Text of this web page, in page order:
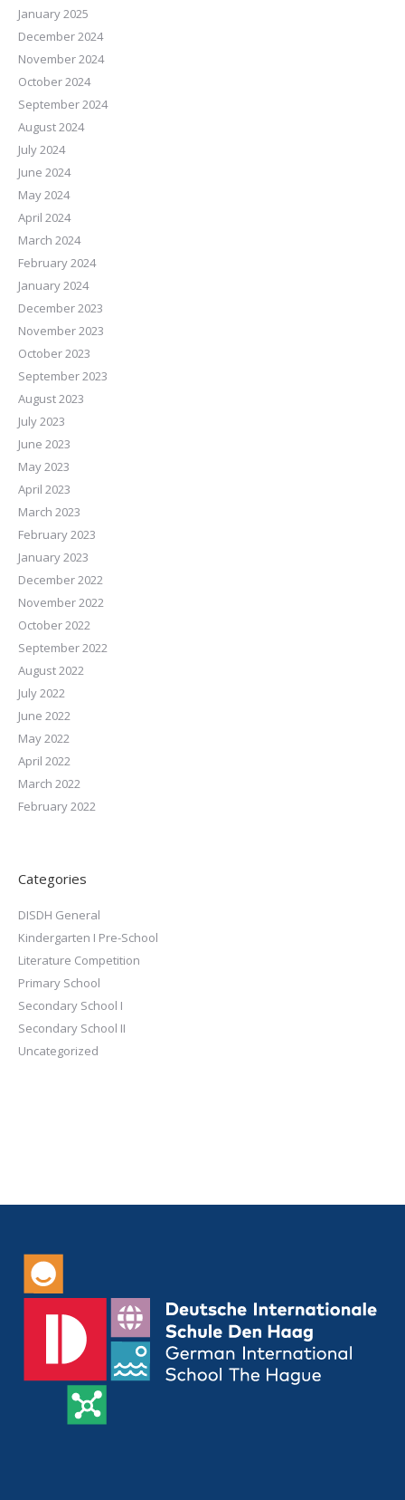
January 2025
December 2024
November 2024
October 2024
September 2024
August 2024
July 2024
June 2024
May 2024
April 2024
March 2024
February 2024
January 2024
December 2023
November 2023
October 2023
September 2023
August 2023
July 2023
June 2023
May 2023
April 2023
March 2023
February 2023
January 2023
December 2022
November 2022
October 2022
September 2022
August 2022
July 2022
June 2022
May 2022
April 2022
March 2022
February 2022
Categories
DISDH General
Kindergarten I Pre-School
Literature Competition
Primary School
Secondary School I
Secondary School II
Uncategorized